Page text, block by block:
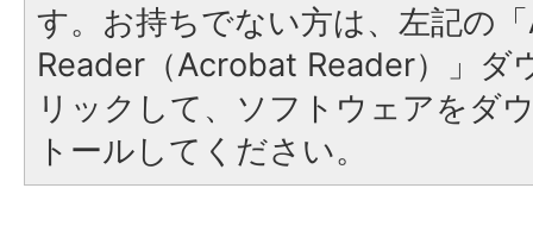
す。お持ちでない方は、左記の
Reader（Acrobat Reader）」ダ
リックして、ソフトウェアをダ
トールしてください。